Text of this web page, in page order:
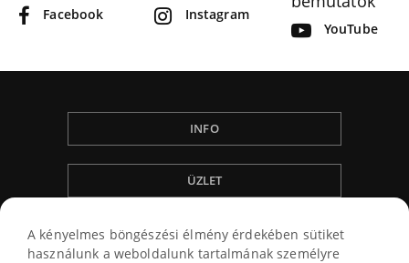
Facebook Instagram
YouTube
INFO
ÜZLET
ÁLTALÁNOS SZERZÖDÉSI FELTÉTELEK
A kényelmes böngészési élmény érdekében sütiket
használunk a weboldalunk tartalmának személyre